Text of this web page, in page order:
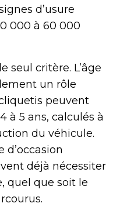
d’usure
000 à 60 000
seul critère. L’âge
un rôle
peuvent
à 5 ans, calculés à
du véhicule.
d’occasion
déjà nécessiter
quel que soit le